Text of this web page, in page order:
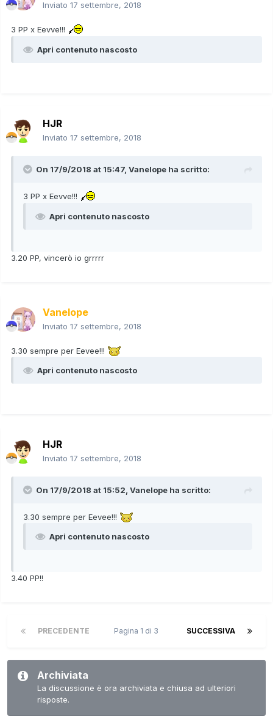
Inviato 17 settembre, 2018
3 PP x Eevve!!!
Apri contenuto nascosto
HJR
Inviato 17 settembre, 2018
On 17/9/2018 at 15:47, Vanelope ha scritto:
3 PP x Eevve!!!
Apri contenuto nascosto
3.20 PP, vincerò io grrrrr
Vanelope
Inviato 17 settembre, 2018
3.30 sempre per Eevee!!!
Apri contenuto nascosto
HJR
Inviato 17 settembre, 2018
On 17/9/2018 at 15:52, Vanelope ha scritto:
3.30 sempre per Eevee!!!
Apri contenuto nascosto
3.40 PP!!
PRECEDENTE SUCCESSIVA
Pagina 1 di 3
Archiviata
La discussione è ora archiviata e chiusa ad ulteriori
risposte.